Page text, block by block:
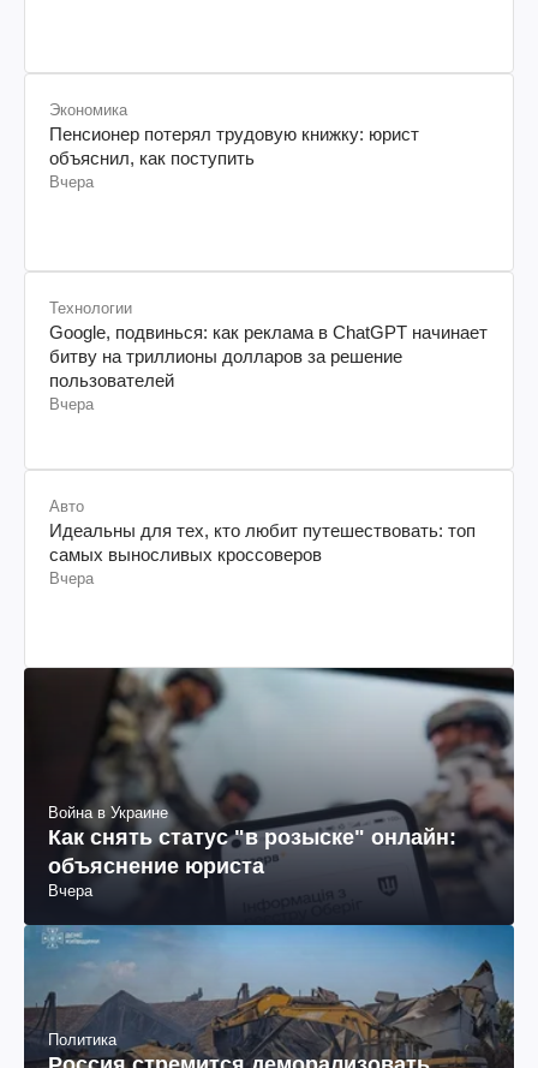
Экономика
Пенсионер потерял трудовую книжку: юрист
объяснил, как поступить
Технологии
Google, подвинься: как реклама в ChatGPT начинает
битву на триллионы долларов за решение
пользователей
Авто
Идеальны для тех, кто любит путешествовать: топ
самых выносливых кроссоверов
Война в Украине
Как снять статус "в розыске" онлайн:
объяснение юриста
Политика